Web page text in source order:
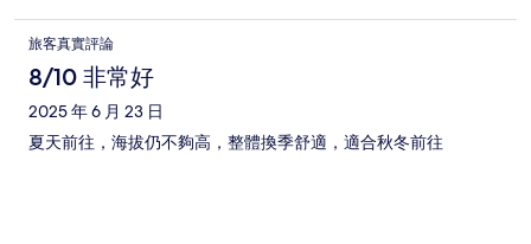
旅客真實評論
8/10 非常好
2025 年 6 月 23 日
夏天前往，海拔仍不夠高，整體換季舒適，適合秋冬前往